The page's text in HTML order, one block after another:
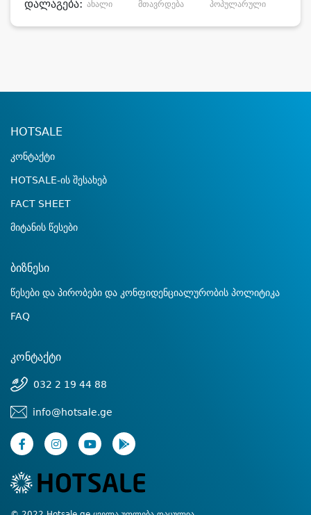
დალაგება: ახალი მთავრდება პოპულარული
HOTSALE
კონტაქტი
HOTSALE-ის შესახებ
FACT SHEET
მიტანის წესები
ბიზნესი
წესები და პირობები და კონფიდენციალურობის პოლიტიკა
FAQ
კონტაქტი
032 2 19 44 88
info@hotsale.ge